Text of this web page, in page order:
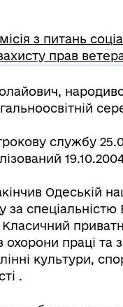
з питань
прав
службу
Одеській
за
Класичний
праці та
культури,
.